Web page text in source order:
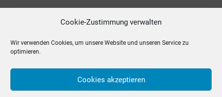
Cookie-Zustimmung verwalten
Wir verwenden Cookies, um unsere Website und unseren Service zu
optimieren.
Cookies akzeptieren
April 2012